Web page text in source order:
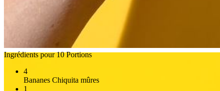
Ingrédients pour 10 Portions
4
Bananes Chiquita mûres
1